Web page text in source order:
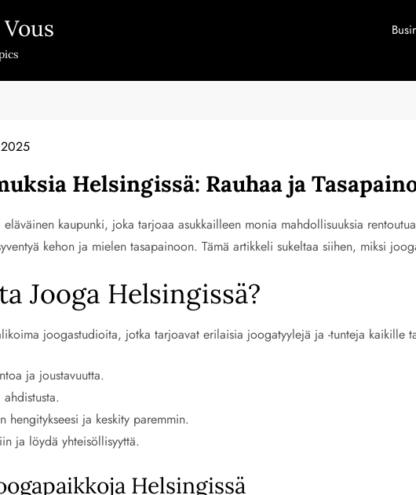
Helsingissä: Rauhaa ja
kaupunki, joka tarjoaa asukkailleen monia mahdollisuuksia
kehon ja mielen tasapainoon. Tämä artikkeli sukeltaa siihen, miksi
Jooga Helsingissä?
joogastudioita, jotka tarjoavat erilaisia joogatyylejä ja -tunteja kaikille
ja joustavuutta.
hengitykseesi ja keskity paremmin.
ja löydä yhteisöllisyyttä.
Helsingissä